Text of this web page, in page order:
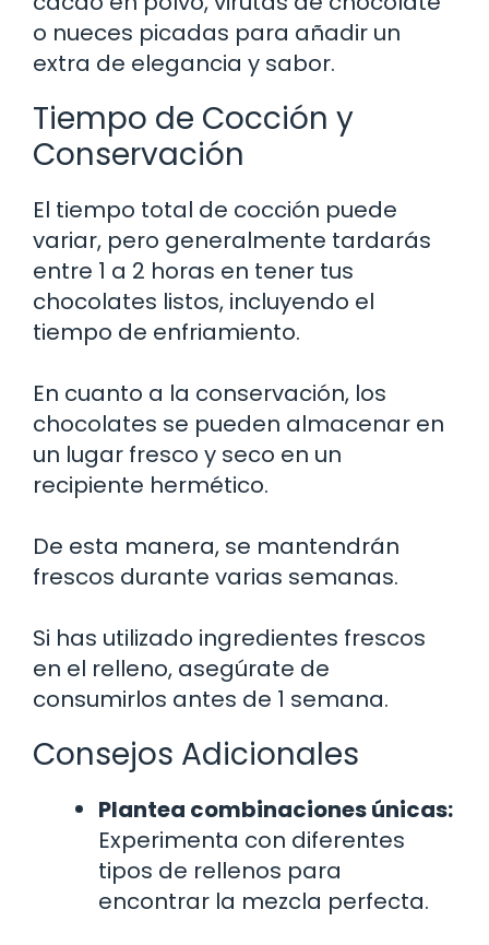
o nueces picadas para añadir un
extra de elegancia y sabor.
Tiempo de Cocción y
Conservación
El tiempo total de cocción puede
variar, pero generalmente tardarás
entre 1 a 2 horas en tener tus
chocolates listos, incluyendo el
tiempo de enfriamiento.
En cuanto a la conservación, los
chocolates se pueden almacenar en
un lugar fresco y seco en un
recipiente hermético.
De esta manera, se mantendrán
frescos durante varias semanas.
Si has utilizado ingredientes frescos
en el relleno, asegúrate de
consumirlos antes de 1 semana.
Consejos Adicionales
Plantea combinaciones únicas:
Experimenta con diferentes
tipos de rellenos para
encontrar la mezcla perfecta.